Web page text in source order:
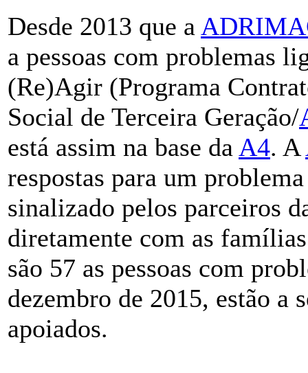
Desde 2013 que a
a pessoas com problemas
(Re)Agir (Programa
Social de Terceira Geração/
está assim na base da A4. A
respostas para um
sinalizado pelos parceiros
diretamente com as
são 57 as pessoas com
dezembro de 2015, estão a
apoiados.